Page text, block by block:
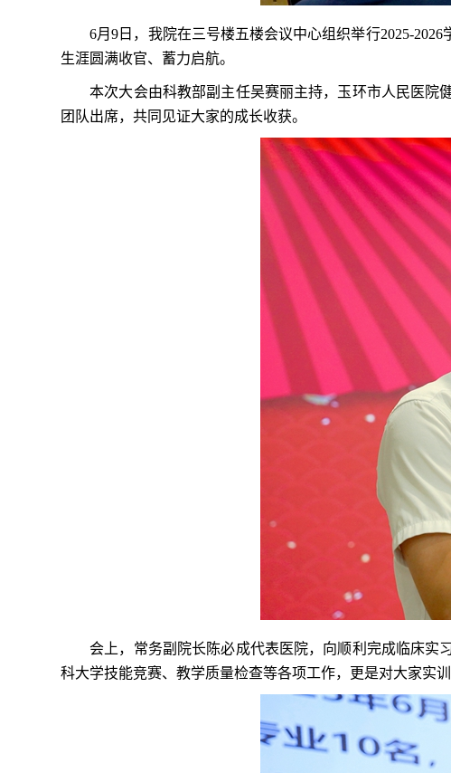
6月9 日，我院在三号楼五楼会议中心组织举行2025-2026
生涯圆满收官、蓄力启航。
本次大会由科教部副主任吴赛丽主持，玉环市人民医院
团队出席，共同见证大家的成长收获。
会上，常务副院长陈必成代表医院，向顺利完成临床实
科大学技能竞赛、教学质量检查等各项工作，更是对大家实